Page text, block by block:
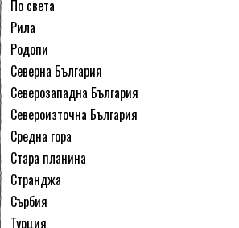
По света
Рила
Родопи
Северна България
Северозападна България
Североизточна България
Средна гора
Стара планина
Странджа
Сърбия
Турция